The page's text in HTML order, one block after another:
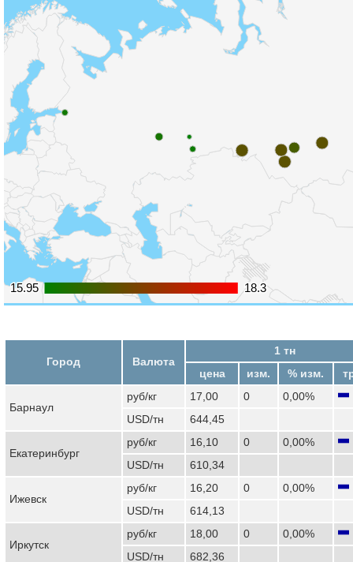
15.95
15.95 18.3
18.3
Город Валюта
1 тн
цена
изм. % изм.
Барнаул
руб/кг 17,00 0
0,00%
USD/тн
644,45
Екатеринбург
руб/кг 16,10 0
0,00%
USD/тн
610,34
Ижевск
руб/кг 16,20 0
0,00%
USD/тн
614,13
Иркутск
руб/кг 18,00 0
0,00%
USD/тн
682,36